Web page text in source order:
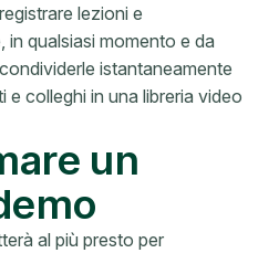
lezioni e
qualsiasi momento e da
istantaneamente
e colleghi in una libreria video
un
al più presto per